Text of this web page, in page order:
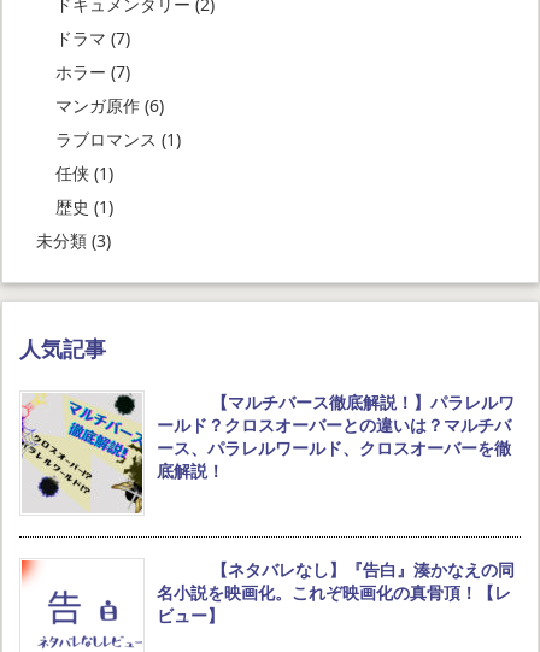
ドラマ (7)
ホラー (7)
マンガ原作 (6)
ラブロマンス (1)
任侠 (1)
歴史 (1)
未分類 (3)
人気記事
【マルチバース徹底解説！】パラレルワ
ールド？クロスオーバーとの違いは？マルチバ
ース、パラレルワールド、クロスオーバーを徹
底解説！
【ネタバレなし】『告白』湊かなえの同
名小説を映画化。これぞ映画化の真骨頂！【レ
ビュー】